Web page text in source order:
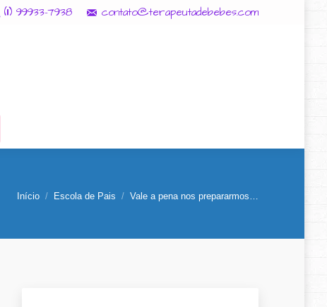
(11) 99933-7938 contato@terapeutadebebes.com
Você está aqui:
Início Escola de Pais Vale a pena nos prepararmos…